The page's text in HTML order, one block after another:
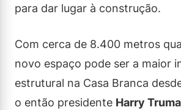
para dar lugar à construção.
Com cerca de 8.400 metros
novo espaço pode ser a maior
estrutural na Casa Branca
o então presidente Harry